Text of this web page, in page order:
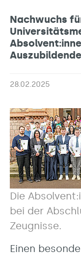
Nachwuchs
Auszubildende
28.02.2025
Die
bei der
Zeugnisse.
Einen